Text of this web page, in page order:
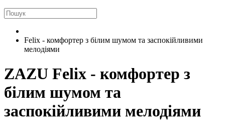
Felix - комфортер з білим шумом та заспокійливими
мелодіями
ZAZU Felix - комфортер з
білим шумом та
заспокійливими мелодіями